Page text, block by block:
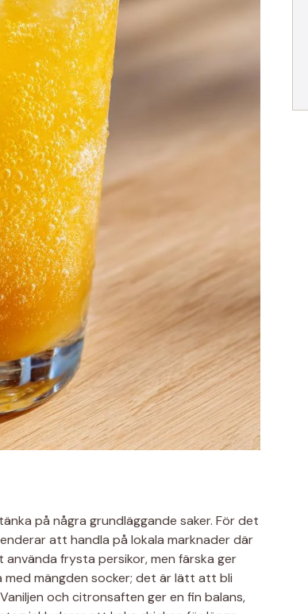
på några grundläggande saker. För det
att handla på lokala marknader där
frysta persikor, men färska ger
mängden socker; det är lätt att bli
och citronsaften ger en fin balans,